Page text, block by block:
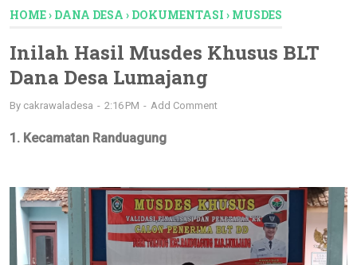
HOME› DANA DESA › DOKUMENTASI › MUSDES
Inilah Hasil Musdes Khusus BLT
Dana Desa Lumajang
By cakrawaladesa 2:16 PM Add Comment
1. Kecamatan Randuagung